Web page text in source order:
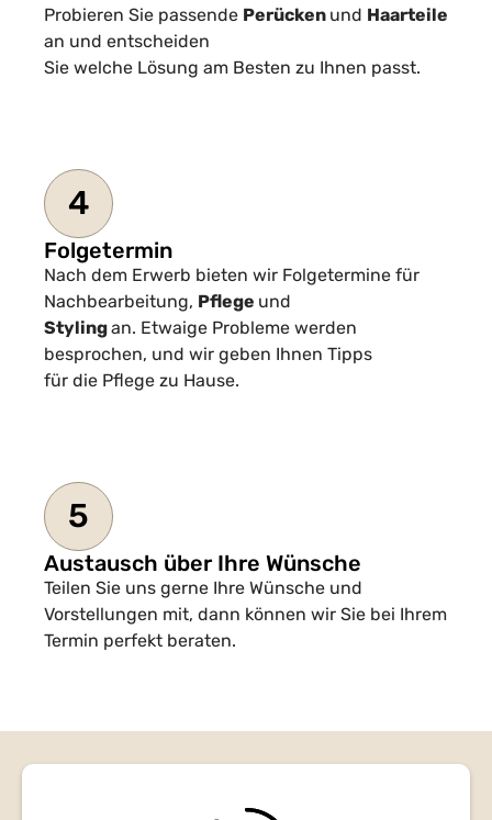
Probieren Sie passende Perücken und Haarteile
an und entscheiden
Sie welche Lösung am Besten zu Ihnen passt.
4
Folgetermin
Nach dem Erwerb bieten wir Folgetermine für
Nachbearbeitung, Pflege und
Stylingan. Etwaige Probleme werden
besprochen, und wir geben Ihnen Tipps
für die Pflege zu Hause.
5
Austausch über Ihre Wünsche
Teilen Sie uns gerne Ihre Wünsche und
Vorstellungen mit, dann können wir Sie bei Ihrem
Termin perfekt beraten.